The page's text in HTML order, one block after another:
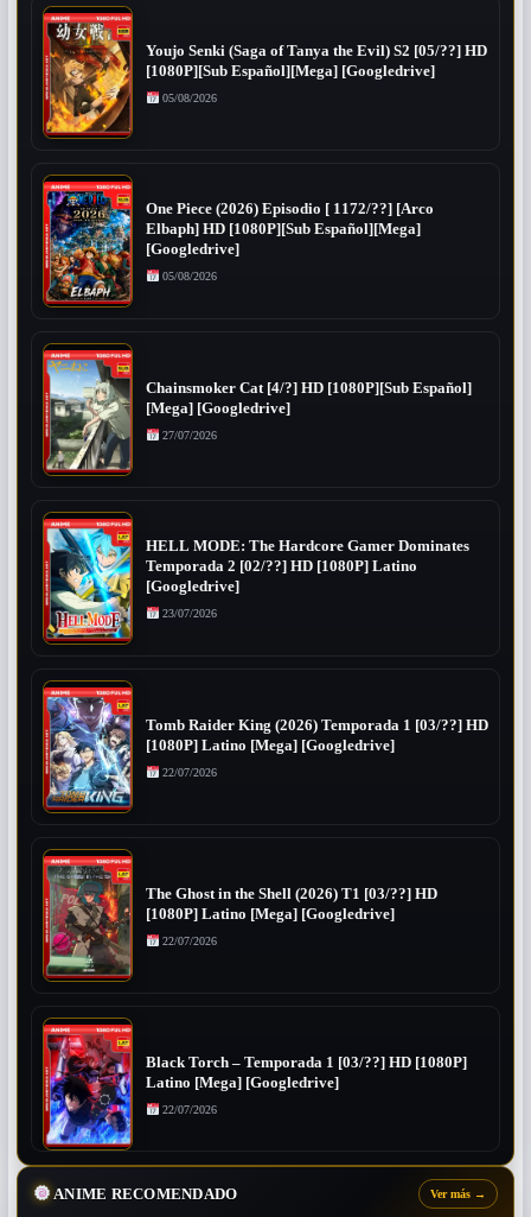
Youjo Senki (Saga of Tanya the Evil) S2 [05/??] HD
[1080P][Sub Español][Mega] [Googledrive]
05/08/2026
One Piece (2026) Episodio [ 1172/??] [Arco
Elbaph] HD [1080P][Sub Español][Mega]
[Googledrive]
05/08/2026
Chainsmoker Cat [4/?] HD [1080P][Sub Español]
[Mega] [Googledrive]
27/07/2026
HELL MODE: The Hardcore Gamer Dominates
Temporada 2 [02/??] HD [1080P] Latino
[Googledrive]
23/07/2026
Tomb Raider King (2026) Temporada 1 [03/??] HD
[1080P] Latino [Mega] [Googledrive]
22/07/2026
The Ghost in the Shell (2026) T1 [03/??] HD
[1080P] Latino [Mega] [Googledrive]
22/07/2026
Black Torch – Temporada 1 [03/??] HD [1080P]
Latino [Mega] [Googledrive]
22/07/2026
ANIME RECOMENDADO Ver más →